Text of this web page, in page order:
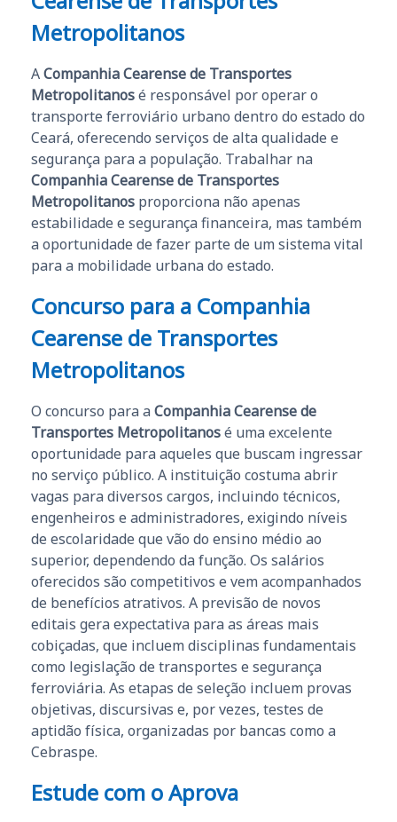
Metropolitanos
ACompanhia Cearense de Transportes
Metropolitanosé responsável por operar o
transporte ferroviário urbano dentro do estado do
Ceará, oferecendo serviços de alta qualidade e
segurança para a população. Trabalhar na
Companhia Cearense de Transportes
Metropolitanos proporciona não apenas
estabilidade e segurança financeira, mas também
a oportunidade de fazer parte de um sistema vital
para a mobilidade urbana do estado.
Concurso para a Companhia
Cearense de Transportes
Metropolitanos
O concurso para a Companhia Cearense de
Transportes Metropolitanosé uma excelente
oportunidade para aqueles que buscam ingressar
no serviço público. A instituição costuma abrir
vagas para diversos cargos, incluindo técnicos,
engenheiros e administradores, exigindo níveis
de escolaridade que vão do ensino médio ao
superior, dependendo da função. Os salários
oferecidos são competitivos e vem acompanhados
de benefícios atrativos. A previsão de novos
editais gera expectativa para as áreas mais
cobiçadas, que incluem disciplinas fundamentais
como legislação de transportes e segurança
ferroviária. As etapas de seleção incluem provas
objetivas, discursivas e, por vezes, testes de
aptidão física, organizadas por bancas como a
Cebraspe.
Estude com o Aprova